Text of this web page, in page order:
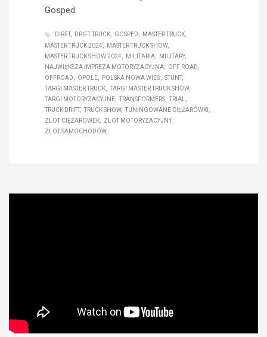
Gosped.
DIRFT DRIFT TRUCK GOSPED
MASTER TRUCK
MASTER TRUCK 2024
MASTER TRUCK SHOW
MASTER TRUCK SHOW 2024
MILITARIA
MILITARY
NAJWIĘKSZA IMPREZA MOTORYZACYJNA
OFF ROAD
OFFROAD
OPOLE POLSKA NOWA WIEŚ
STUNT
TARGI MASTER TRUCK
TARGI MASTER TRUCK SHOW
TARGI MOTORYZACYJNE
TRANSFORMERS
TRIAL
TRUCK DRIFT
TRUCK SHOW
TUNINGOWANE CIĘŻARÓWKI
ZLOT CIĘŻARÓWEK
ZLOT MOTORYZACYJNY
ZLOT SAMOCHODÓW